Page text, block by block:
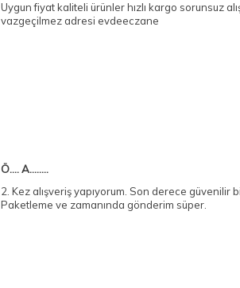
Uygun fiyat kaliteli ürünler hızlı kargo sorunsuz
vazgeçilmez adresi evdeeczane
Ö.... A........
2. Kez alışveriş yapıyorum. Son derece güvenilir
Paketleme ve zamanında gönderim süper.